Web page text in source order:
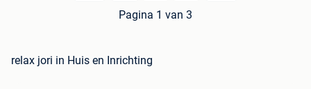
Pagina 1 van 3
relax jori in Huis en Inrichting